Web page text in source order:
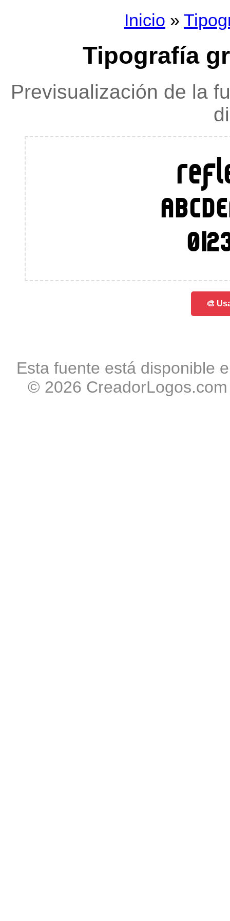
Inicio »
Tipografía
Previsualización de la
🎨
Esta fuente está disponible
© 2026